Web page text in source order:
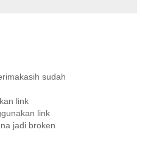
sudah
link
link
jadi broken